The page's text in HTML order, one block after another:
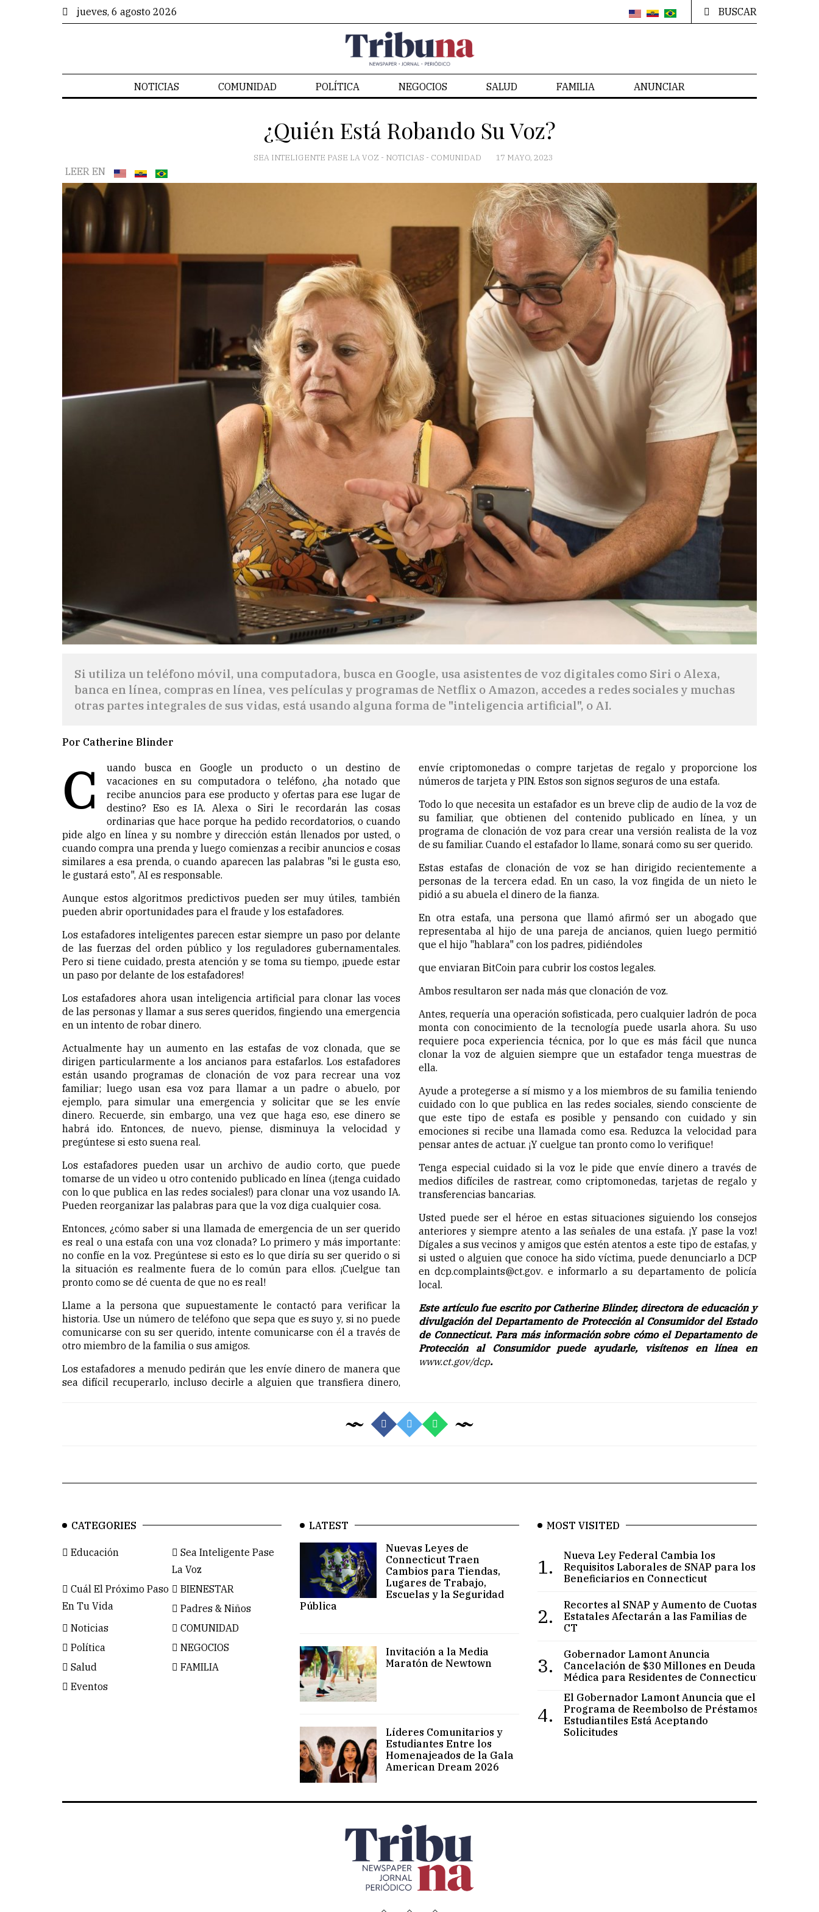
jueves, 6 agosto 2026 BUSCAR
NOTICIAS COMUNIDAD POLÍTICA NEGOCIOS SALUD FAMILIA
ANUNCIAR
¿Quién Está Robando Su Voz?
SEA INTELIGENTE PASE LA VOZ - NOTICIAS - COMUNIDAD 17 MAYO, 2023
LEER EN
Si utiliza un teléfono móvil, una computadora, busca en Google, usa asistentes de voz digitales como Siri o Alexa,
banca en línea, compras en línea, ves películas y programas de Netflix o Amazon, accedes a redes sociales y muchas
otras partes integrales de sus vidas, está usando alguna forma de "inteligencia artificial", o AI.
Por Catherine Blinder
C
uando busca en Google un producto o un destino de
vacaciones en su computadora o teléfono, ¿ha notado que
recibe anuncios para ese producto y ofertas para ese lugar de
destino? Eso es IA. Alexa o Siri le recordarán las cosas
ordinarias que hace porque ha pedido recordatorios, o cuando
pide algo en línea y su nombre y dirección están llenados por usted, o
cuando compra una prenda y luego comienzas a recibir anuncios e cosas
similares a esa prenda, o cuando aparecen las palabras "si le gusta eso,
le gustará esto", AI es responsable.
Aunque estos algoritmos predictivos pueden ser muy útiles, también
pueden abrir oportunidades para el fraude y los estafadores.
Los estafadores inteligentes parecen estar siempre un paso por delante
de las fuerzas del orden público y los reguladores gubernamentales.
Pero si tiene cuidado, presta atención y se toma su tiempo, ¡puede estar
un paso por delante de los estafadores!
Los estafadores ahora usan inteligencia artificial para clonar las voces
de las personas y llamar a sus seres queridos, fingiendo una emergencia
en un intento de robar dinero.
Actualmente hay un aumento en las estafas de voz clonada, que se
dirigen particularmente a los ancianos para estafarlos. Los estafadores
están usando programas de clonación de voz para recrear una voz
familiar; luego usan esa voz para llamar a un padre o abuelo, por
ejemplo, para simular una emergencia y solicitar que se les envíe
dinero. Recuerde, sin embargo, una vez que haga eso, ese dinero se
habrá ido. Entonces, de nuevo, piense, disminuya la velocidad y
pregúntese si esto suena real.
Los estafadores pueden usar un archivo de audio corto, que puede
tomarse de un video u otro contenido publicado en línea (¡tenga cuidado
con lo que publica en las redes sociales!) para clonar una voz usando IA.
Pueden reorganizar las palabras para que la voz diga cualquier cosa.
Entonces, ¿cómo saber si una llamada de emergencia de un ser querido
es real o una estafa con una voz clonada? Lo primero y más importante:
no confíe en la voz. Pregúntese si esto es lo que diría su ser querido o si
la situación es realmente fuera de lo común para ellos. ¡Cuelgue tan
pronto como se dé cuenta de que no es real!
Llame a la persona que supuestamente le contactó para verificar la
historia. Use un número de teléfono que sepa que es suyo y, si no puede
comunicarse con su ser querido, intente comunicarse con él a través de
otro miembro de la familia o sus amigos.
Los estafadores a menudo pedirán que les envíe dinero de manera que
sea difícil recuperarlo, incluso decirle a alguien que transfiera dinero,
envíe criptomonedas o compre tarjetas de regalo y proporcione los
números de tarjeta y PIN. Estos son signos seguros de una estafa.
Todo lo que necesita un estafador es un breve clip de audio de la voz de
su familiar, que obtienen del contenido publicado en línea, y un
programa de clonación de voz para crear una versión realista de la voz
de su familiar. Cuando el estafador lo llame, sonará como su ser querido.
Estas estafas de clonación de voz se han dirigido recientemente a
personas de la tercera edad. En un caso, la voz fingida de un nieto le
pidió a su abuela el dinero de la fianza.
En otra estafa, una persona que llamó afirmó ser un abogado que
representaba al hijo de una pareja de ancianos, quien luego permitió
que el hijo "hablara" con los padres, pidiéndoles
que enviaran BitCoin para cubrir los costos legales.
Ambos resultaron ser nada más que clonación de voz.
Antes, requería una operación sofisticada, pero cualquier ladrón de poca
monta con conocimiento de la tecnología puede usarla ahora. Su uso
requiere poca experiencia técnica, por lo que es más fácil que nunca
clonar la voz de alguien siempre que un estafador tenga muestras de
ella.
Ayude a protegerse a sí mismo y a los miembros de su familia teniendo
cuidado con lo que publica en las redes sociales, siendo consciente de
que este tipo de estafa es posible y pensando con cuidado y sin
emociones si recibe una llamada como esa. Reduzca la velocidad para
pensar antes de actuar. ¡Y cuelgue tan pronto como lo verifique!
Tenga especial cuidado si la voz le pide que envíe dinero a través de
medios difíciles de rastrear, como criptomonedas, tarjetas de regalo y
transferencias bancarias.
Usted puede ser el héroe en estas situaciones siguiendo los consejos
anteriores y siempre atento a las señales de una estafa. ¡Y pase la voz!
Dígales a sus vecinos y amigos que estén atentos a este tipo de estafas, y
si usted o alguien que conoce ha sido víctima, puede denunciarlo a DCP
en dcp.complaints@ct.gov. e informarlo a su departamento de policía
local.
Este artículo fue escrito por Catherine Blinder, directora de educación y
divulgación del Departamento de Protección al Consumidor del Estado
de Connecticut. Para más información sobre cómo el Departamento de
Protección al Consumidor puede ayudarle, visítenos en línea en
www.ct.gov/dcp.
CATEGORIES
Educación
Sea Inteligente Pase
La Voz
Cuál El Próximo Paso
En Tu Vida
BIENESTAR
Padres & Niños
Noticias
COMUNIDAD
Política
NEGOCIOS
Salud
FAMILIA
Eventos
LATEST
Nuevas Leyes de
Connecticut Traen
Cambios para Tiendas,
Lugares de Trabajo,
Escuelas y la Seguridad
Pública
Invitación a la Media
Maratón de Newtown
Líderes Comunitarios y
Estudiantes Entre los
Homenajeados de la Gala
American Dream 2026
MOST VISITED
1.
Nueva Ley Federal Cambia los
Requisitos Laborales de SNAP para los
Beneficiarios en Connecticut
2.
Recortes al SNAP y Aumento de Cuotas
Estatales Afectarán a las Familias de
CT
3.
Gobernador Lamont Anuncia
Cancelación de $30 Millones en Deuda
Médica para Residentes de Connecticut
4.
El Gobernador Lamont Anuncia que el
Programa de Reembolso de Préstamos
Estudiantiles Está Aceptando
Solicitudes